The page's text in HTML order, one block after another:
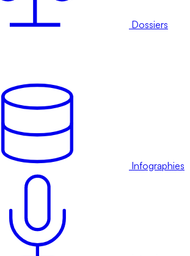
Dossiers
Infographies